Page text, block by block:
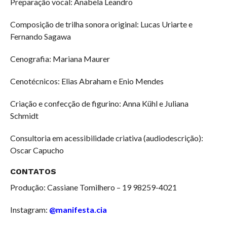
Composição de trilha sonora original: Lucas Uriarte e
Fernando Sagawa
Cenografia: Mariana Maurer
Cenotécnicos: Elias Abraham e Enio Mendes
Criação e confecção de figurino: Anna Kühl e Juliana
Schmidt
Consultoria em acessibilidade criativa (audiodescrição):
Oscar Capucho
CONTATOS
Produção: Cassiane Tomilhero – 19 98259-4021
Instagram: @manifesta.cia